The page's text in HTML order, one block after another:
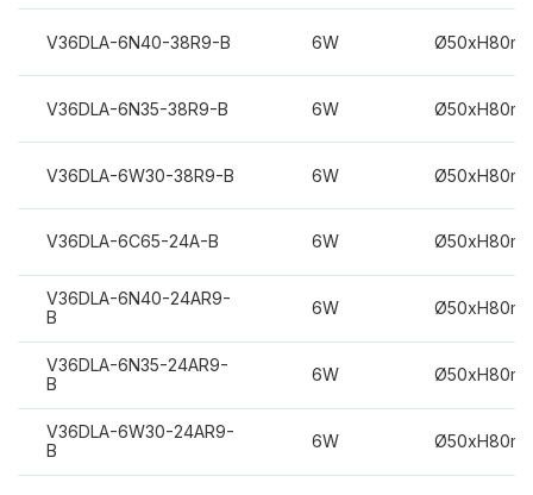
V36DLA-6N40-38R9-B 6W
V36DLA-6N35-38R9-B 6W
V36DLA-6W30-38R9-B 6W
V36DLA-6C65-24A-B 6W
V36DLA-6N40-24AR9-
B
6W
V36DLA-6N35-24AR9-
B
6W
V36DLA-6W30-24AR9-
B
6W